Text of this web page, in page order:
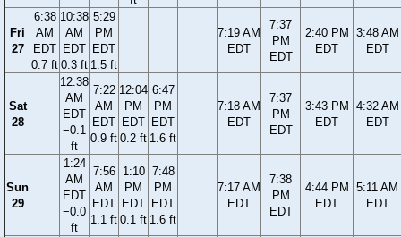
Fri
27
6:38
AM
EDT
0.7 ft
10:38
AM
EDT
0.3 ft
5:29
PM
EDT
1.5 ft
7:19 AM
EDT
7:37
PM
EDT
2:40 PM
EDT
3:48 AM
EDT
Sat
28
12:38
AM
EDT
−0.1
ft
7:22
AM
EDT
0.9 ft
12:04
PM
EDT
0.2 ft
6:47
PM
EDT
1.6 ft
7:18 AM
EDT
7:37
PM
EDT
3:43 PM
EDT
4:32 AM
EDT
Sun
29
1:24
AM
EDT
−0.0
ft
7:56
AM
EDT
1.1 ft
1:10
PM
EDT
0.1 ft
7:48
PM
EDT
1.6 ft
7:17 AM
EDT
7:38
PM
EDT
4:44 PM
EDT
5:11 AM
EDT